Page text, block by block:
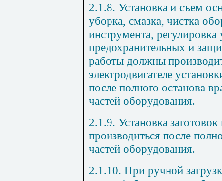
2.1.8. Установка и съем
уборка, смазка, чистка
инструмента,
предохранительных и
работы должны
электродвигателе
после полного останова
частей оборудования.
2.1.9. Установка
производиться после
частей оборудования.
2.1.10. При ручной